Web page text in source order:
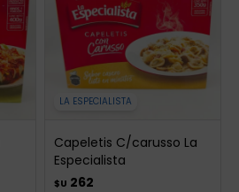
LA ESPECIALISTA
Capeletis C/carusso La
Especialista
$U 262